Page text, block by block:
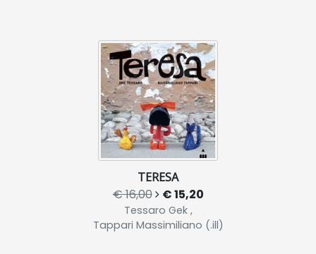
TERESA
€ 16,00 € 15,20
Tessaro Gek ,
Tappari Massimiliano (.ill)